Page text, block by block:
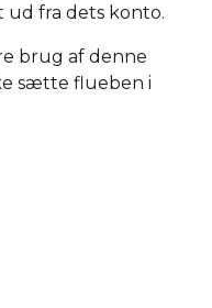
fra dets konto.
brug af denne
sætte flueben i